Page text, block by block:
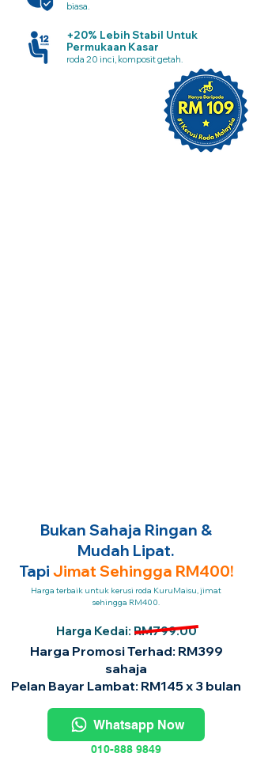
biasa.
+20% Lebih Stabil Untuk
Permukaan Kasar
roda 20 inci, komposit getah.
Bukan Sahaja Ringan &
Mudah Lipat.
Tapi Jimat Sehingga RM400!
Harga terbaik untuk kerusi roda KuruMaisu, jimat
sehingga RM400.
Harga Kedai: RM799.00
Harga Promosi Terhad: RM399
sahaja
Pelan Bayar Lambat: RM145 x 3 bulan
Whatsapp Now
010-888 9849